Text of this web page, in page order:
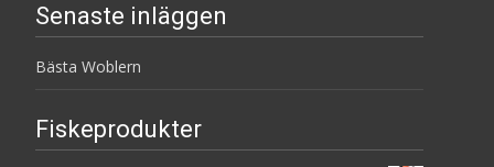
Senaste inläggen
Bästa Woblern
Fiskeprodukter